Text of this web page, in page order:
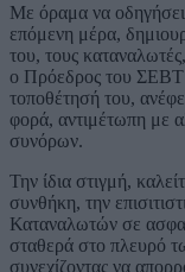
Με όραμα να
επόμενη μέρα,
του, τους
ο Πρόεδρος του ΣΕΒΤ
τοποθέτησή του,
φορά, αντιμέτωπη με
συνόρων.
Την ίδια στιγμή,
συνθήκη, την
Καταναλωτών σε
σταθερά στο πλευρό
συνεχίζοντας να